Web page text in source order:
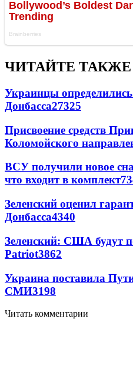
ЧИТАЙТЕ ТАКЖЕ
Украинцы
Донбасса27325
Присвоение средств
Коломойского
ВСУ получили новое
что входит в комплект
Зеленский оценил
Донбасса4340
Зеленский: США будут
Patriot3862
Украина поставила
СМИ3198
Читать комментарии